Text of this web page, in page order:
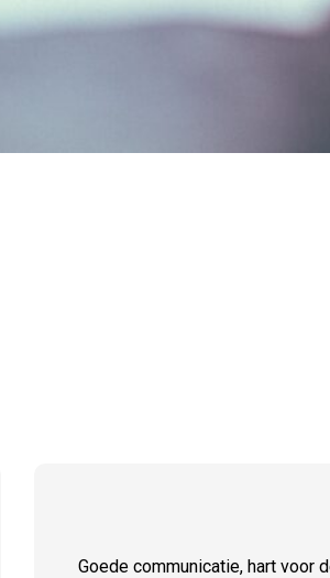
Goede communicatie, hart voor